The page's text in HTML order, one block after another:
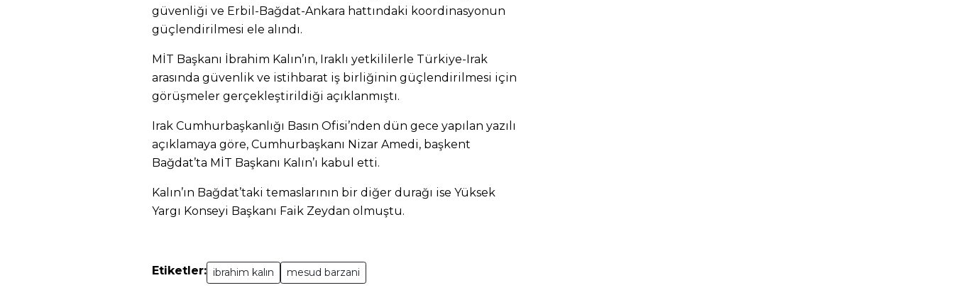
güvenliği ve Erbil-Bağdat-Ankara hattındaki koordinasyonun
güçlendirilmesi ele alındı.
MİT Başkanı İbrahim Kalın’ın, Iraklı yetkililerle Türkiye-Irak
arasında güvenlik ve istihbarat iş birliğinin güçlendirilmesi için
görüşmeler gerçekleştirildiği açıklanmıştı.
Irak Cumhurbaşkanlığı Basın Ofisi’nden dün gece yapılan yazılı
açıklamaya göre, Cumhurbaşkanı Nizar Amedi, başkent
Bağdat’ta MİT Başkanı Kalın’ı kabul etti.
Kalın’ın Bağdat’taki temaslarının bir diğer durağı ise Yüksek
Yargı Konseyi Başkanı Faik Zeydan olmuştu.
Etiketler: ibrahim kalın mesud barzani